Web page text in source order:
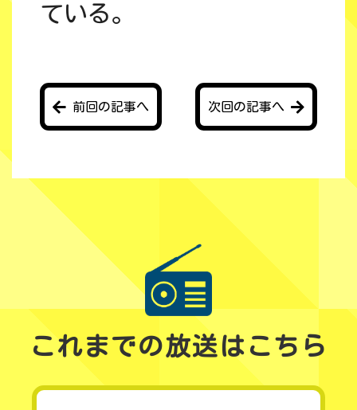
ている。
前回の記事へ 次回の記事へ
これまでの放送はこちら